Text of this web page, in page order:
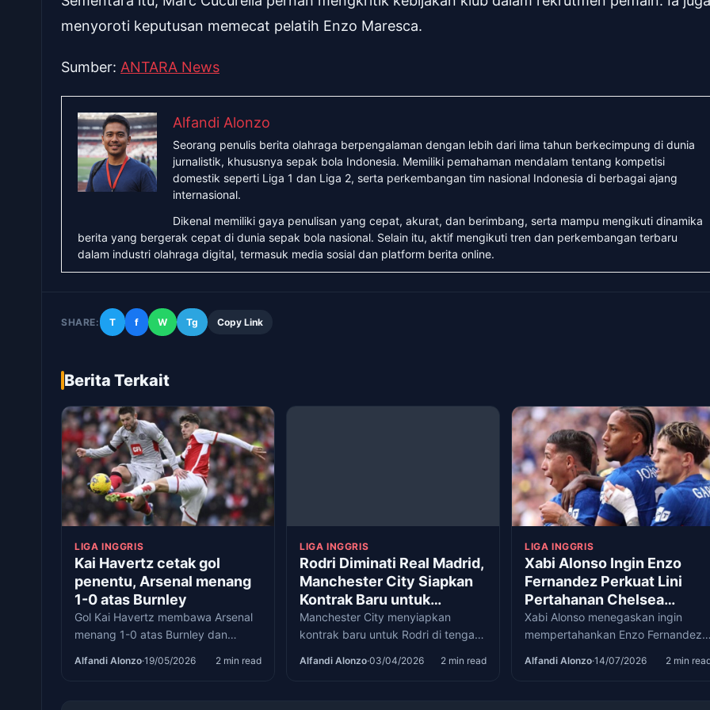
menyoroti keputusan memecat pelatih Enzo Maresca.
Sumber: ANTARA News
Alfandi Alonzo
Seorang penulis berita olahraga berpengalaman dengan lebih dari lima tahun berkecimpung di dunia
jurnalistik, khususnya sepak bola Indonesia. Memiliki pemahaman mendalam tentang kompetisi
domestik seperti Liga 1 dan Liga 2, serta perkembangan tim nasional Indonesia di berbagai ajang
internasional.
Dikenal memiliki gaya penulisan yang cepat, akurat, dan berimbang, serta mampu mengikuti dinamika
berita yang bergerak cepat di dunia sepak bola nasional. Selain itu, aktif mengikuti tren dan perkembangan terbaru
dalam industri olahraga digital, termasuk media sosial dan platform berita online.
SHARE: T f W Tg Copy Link
Berita Terkait
LIGA INGGRIS
Kai Havertz cetak gol
penentu, Arsenal menang
1-0 atas Burnley
Gol Kai Havertz membawa Arsenal
menang 1-0 atas Burnley dan
Alfandi Alonzo·19/05/2026 2 min read
LIGA INGGRIS
Rodri Diminati Real Madrid,
Manchester City Siapkan
Kontrak Baru untuk
Gelandang Spanyol Itu
Manchester City menyiapkan
kontrak baru untuk Rodri di tengah
transfer musim panas 2026.
Alfandi Alonzo·03/04/2026 2 min read
LIGA INGGRIS
Xabi Alonso Ingin Enzo
Fernandez Perkuat Lini
Pertahanan Chelsea
Musim Depan
Xabi Alonso menegaskan ingin
mempertahankan Enzo Fernandez
kepindahan sang gelandang.
Alfandi Alonzo·14/07/2026 2 min